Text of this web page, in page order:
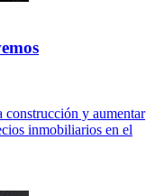
construcción y aumentar
inmobiliarios en el